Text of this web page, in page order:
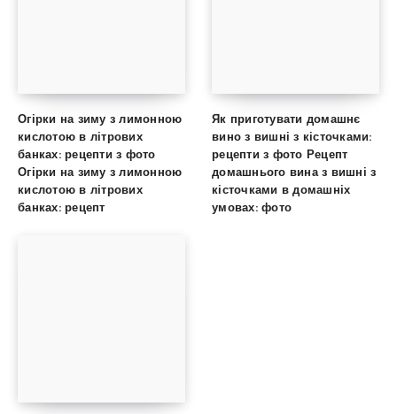
Огірки на зиму з лимонною
кислотою в літрових
банках: рецепти з фото
Огірки на зиму з лимонною
кислотою в літрових
банках: рецепт
Як приготувати домашнє
вино з вишні з кісточками:
рецепти з фото Рецепт
домашнього вина з вишні з
кісточками в домашніх
умовах: фото